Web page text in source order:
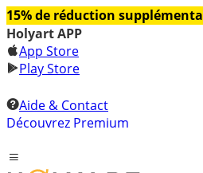
15% de réduction
Holyart APP
App Store
Play Store
Aide & Contact
Découvrez Premium